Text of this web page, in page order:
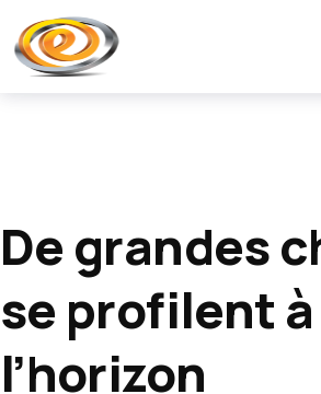
De grandes
se profilent à
l’horizon